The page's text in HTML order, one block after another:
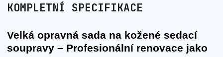
KOMPLETNÍ SPECIFIKACE
Velká opravná sada na kožené sedací
soupravy – Profesionální renovace jako